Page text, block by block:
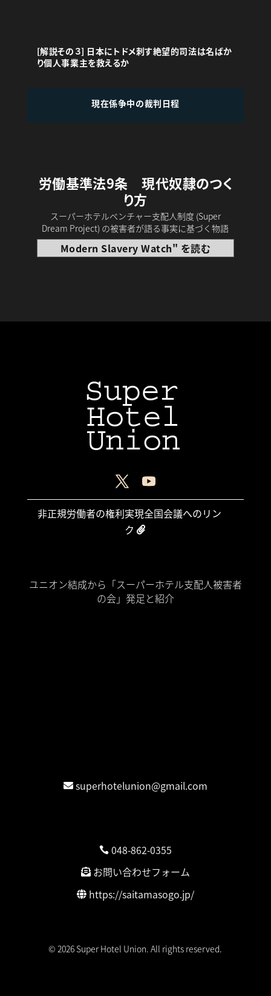
[解説その３] 日本にトドメ刺す絶望的司法は名ばか
り個人事業主を救えるか
現在係争中の裁判日程
労働基準法9条 現代奴隷のつく
り方
スーパーホテルベンチャー支配人制度 (Super
Dream Project) の被害者が語る事実に基づく物語
Modern Slavery Watch" を読む
Super
Hotel
Union
非正規労働者の権利実現全国会議へのリン
ク
ユニオン結成から「スーパーホテル支配人被害者
の会」発足と紹介
superhotelunion@gmail.com
048-862-0355
お問い合わせフォーム
https://saitamasogo.jp/
© 2026 Super Hotel Union. All rights reserved.